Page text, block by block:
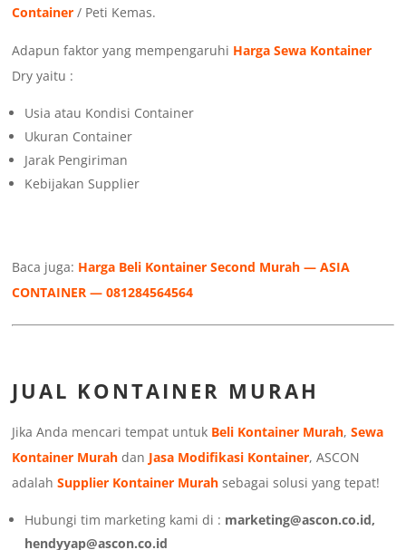
Container / Peti Kemas.
Adapun faktor yang mempengaruhi Harga Sewa Kontainer
Dry yaitu :
Usia atau Kondisi Container
Ukuran Container
Jarak Pengiriman
Kebijakan Supplier
Baca juga: Harga Beli Kontainer Second Murah — ASIA
CONTAINER — 081284564564
JUAL KONTAINER MURAH
Jika Anda mencari tempat untuk Beli Kontainer Murah,Sewa
Kontainer Murah dan Jasa Modifikasi Kontainer, ASCON
adalahSupplier Kontainer Murah sebagai solusi yang tepat!
Hubungi tim marketing kami di : marketing@ascon.co.id,
hendyyap@ascon.co.id